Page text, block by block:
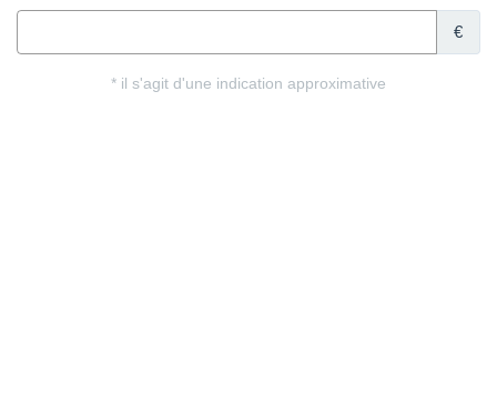
€
* il s'agit d'une indication approximative